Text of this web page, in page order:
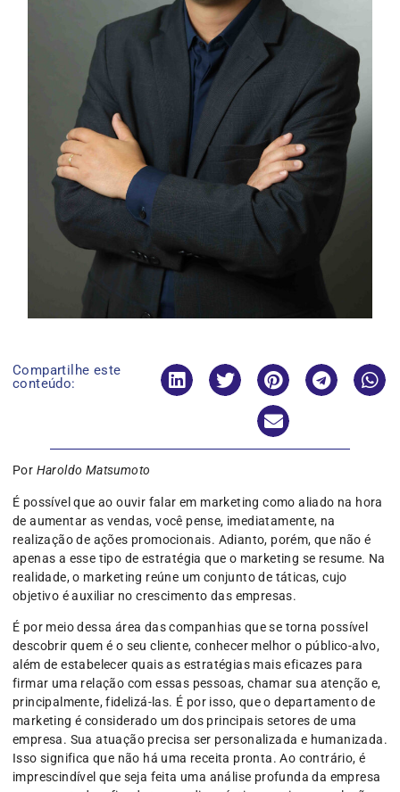
Compartilhe este
conteúdo:
Por Haroldo Matsumoto
É possível que ao ouvir falar em marketing como aliado na hora
de aumentar as vendas, você pense, imediatamente, na
realização de ações promocionais. Adianto, porém, que não é
apenas a esse tipo de estratégia que o marketing se resume. Na
realidade, o marketing reúne um conjunto de táticas, cujo
objetivo é auxiliar no crescimento das empresas.
É por meio dessa área das companhias que se torna possível
descobrir quem é o seu cliente, conhecer melhor o público-alvo,
além de estabelecer quais as estratégias mais eficazes para
firmar uma relação com essas pessoas, chamar sua atenção e,
principalmente, fidelizá-las. É por isso, que o departamento de
marketing é considerado um dos principais setores de uma
empresa. Sua atuação precisa ser personalizada e humanizada.
Isso significa que não há uma receita pronta. Ao contrário, é
imprescindível que seja feita uma análise profunda da empresa